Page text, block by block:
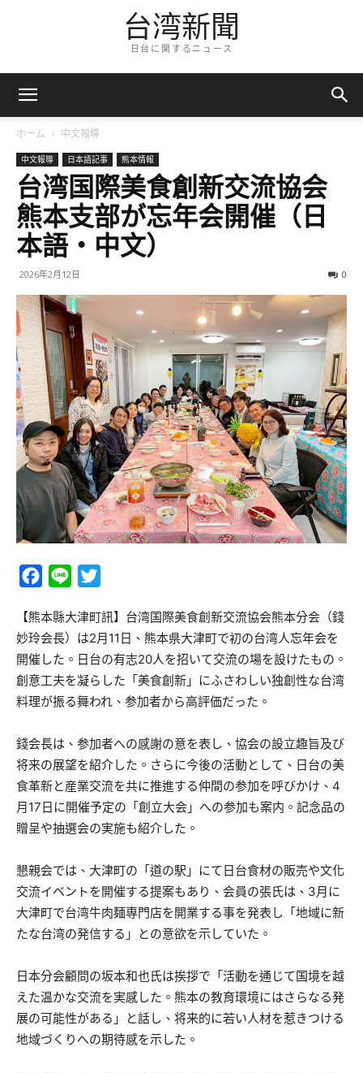
台湾新聞
日台に関するニュース
ホーム 中文報導
中文報導 日本語記事 熊本情報
台湾国際美食創新交流協会
熊本支部が忘年会開催（日
本語・中文）
2026年2月12日 0
Facebook
Line
【熊本縣大津町訊】台湾国際美食創新交流協会熊本分会（錢
妙玲会長）は2月11日、熊本県大津町で初の台湾人忘年会を
開催した。日台の有志20人を招いて交流の場を設けたもの。
創意工夫を凝らした「美食創新」にふさわしい独創性な台湾
料理が振る舞われ、参加者から高評価だった。
錢会長は、参加者への感謝の意を表し、協会の設立趣旨及び
将来の展望を紹介した。さらに今後の活動として、日台の美
食革新と産業交流を共に推進する仲間の参加を呼びかけ、4
月17日に開催予定の「創立大会」への参加も案内。記念品の
贈呈や抽選会の実施も紹介した。
懇親会では、大津町の「道の駅」にて日台食材の販売や文化
交流イベントを開催する提案もあり、会員の張氏は、3月に
大津町で台湾牛肉麺専門店を開業する事を発表し「地域に新
たな台湾の発信する」との意欲を示していた。
日本分会顧問の坂本和也氏は挨拶で「活動を通じて国境を越
えた温かな交流を実感した。熊本の教育環境にはさらなる発
展の可能性がある」と話し、将来的に若い人材を惹きつける
地域づくりへの期待感を示した。